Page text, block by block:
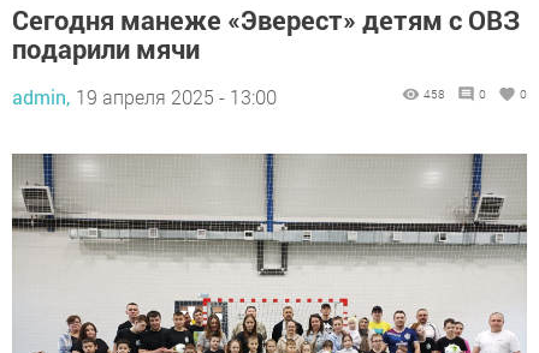
Сегодня манеже «Эверест» детям с ОВЗ
подарили мячи
admin, 19 апреля 2025 - 13:00 458 0 0